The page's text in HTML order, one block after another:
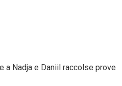
a Nadja e Daniil raccolse prove